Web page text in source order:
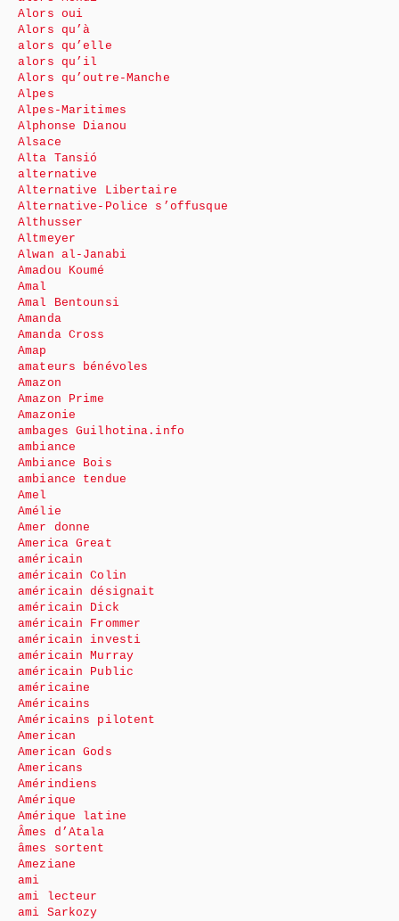
Alors oui
Alors qu’à
alors qu’elle
alors qu’il
Alors qu’outre-Manche
Alpes
Alpes-Maritimes
Alphonse Dianou
Alsace
Alta Tansió
alternative
Alternative Libertaire
Alternative-Police s’offusque
Althusser
Altmeyer
Alwan al-Janabi
Amadou Koumé
Amal
Amal Bentounsi
Amanda
Amanda Cross
Amap
amateurs bénévoles
Amazon
Amazon Prime
Amazonie
ambages Guilhotina.info
ambiance
Ambiance Bois
ambiance tendue
Amel
Amélie
Amer donne
America Great
américain
américain Colin
américain désignait
américain Dick
américain Frommer
américain investi
américain Murray
américain Public
américaine
Américains
Américains pilotent
American
American Gods
Americans
Amérindiens
Amérique
Amérique latine
Âmes d’Atala
âmes sortent
Ameziane
ami
ami lecteur
ami Sarkozy